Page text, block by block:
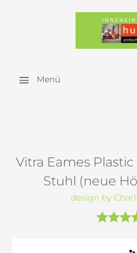
Menü
Vitra Eames
Stuhl (neue
design by